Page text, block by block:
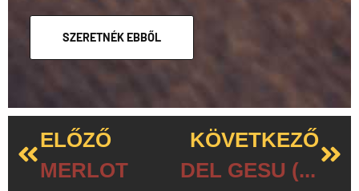
SZERETNÉK EBBŐL
ELŐZŐ
MERLOT
KÖVETKEZŐ
DEL GESU (SAPERAVI)